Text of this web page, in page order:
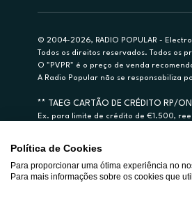
© 2004-2026, RADIO POPULAR -
Todos os direitos reservados. Todos os
O "PVPR" é o preço de venda
A Radio Popular não se responsabiliza
** TAEG CARTÃO DE CRÉDITO RP/
Ex. para limite de crédito de €1.500,
Política de Cookies
Para proporcionar uma ótima experiência no
Para mais informações sobre os cookies que